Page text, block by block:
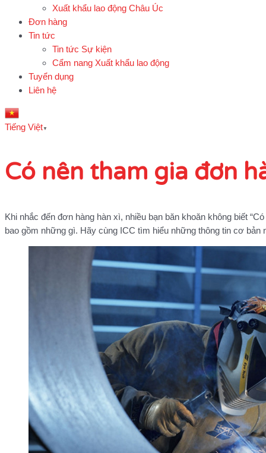
Xuất khẩu lao động Châu Úc
Đơn hàng
Tin tức
Tin tức Sự kiện
Cẩm nang Xuất khẩu lao động
Tuyển dụng
Liên hệ
Tiếng Việt ▼
Có nên tham gia đơn
Khi nhắc đến đơn hàng hàn xì, nhiều bạn băn khoăn không biết
bao gồm những gì. Hãy cùng ICC tìm hiểu những thông tin cơ